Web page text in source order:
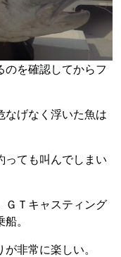
のを確認してからフ
なげなく浮いた魚は
っても叫んでしまい
ＧＴキャスティング
。
非常に楽しい。